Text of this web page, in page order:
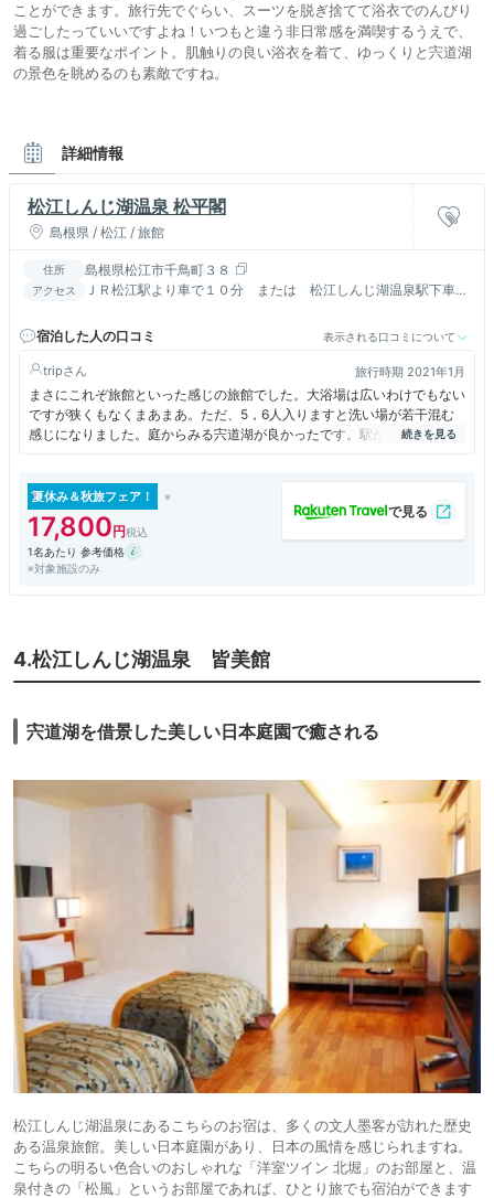
ことができます。旅行先でぐらい、スーツを脱ぎ捨てて浴衣でのんびり
過ごしたっていいですよね！いつもと違う非日常感を満喫するうえで、
着る服は重要なポイント。肌触りの良い浴衣を着て、ゆっくりと宍道湖
の景色を眺めるのも素敵ですね。
詳細情報
松江しんじ湖温泉 松平閣
島根県 / 松江 / 旅館
住所 島根県松江市千鳥町３８
アクセス
ＪＲ松江駅より車で１０分 または 松江しんじ湖温泉駅下車徒
宿泊した人の口コミ
表示される口コミについて
trip 旅行時期 2021年1月
まさにこれぞ旅館といった感じの旅館でした。大浴場は広いわけでもない
ですが狭くもなくまあまあ。ただ、5，6人入りますと洗い場が若干混む
感じになりました。庭からみる宍道湖が良かったです。駅からもわりと近
いので、公共交通機関利用の方には良いかもしれません。
夏休み＆秋旅フェア！
17,800
1名あたり 参考価格
※対象施設のみ
4.松江しんじ湖温泉 皆美館
宍道湖を借景した美しい日本庭園で癒される
松江しんじ湖温泉にあるこちらのお宿は、多くの文人墨客が訪れた歴史
ある温泉旅館。美しい日本庭園があり、日本の風情を感じられますね。
こちらの明るい色合いのおしゃれな「洋室ツイン 北堀」のお部屋と、温
泉付きの「松風」というお部屋であれば、ひとり旅でも宿泊ができます